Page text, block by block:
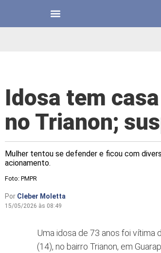
Idosa tem
no Trianon;
Mulher tentou se defender e ficou com
acionamento.
Foto: PMPR
Por Cleber Moletta
15/05/2026 às 08:49
Uma idosa de 73 anos foi vítima
(14), no bairro Trianon, em